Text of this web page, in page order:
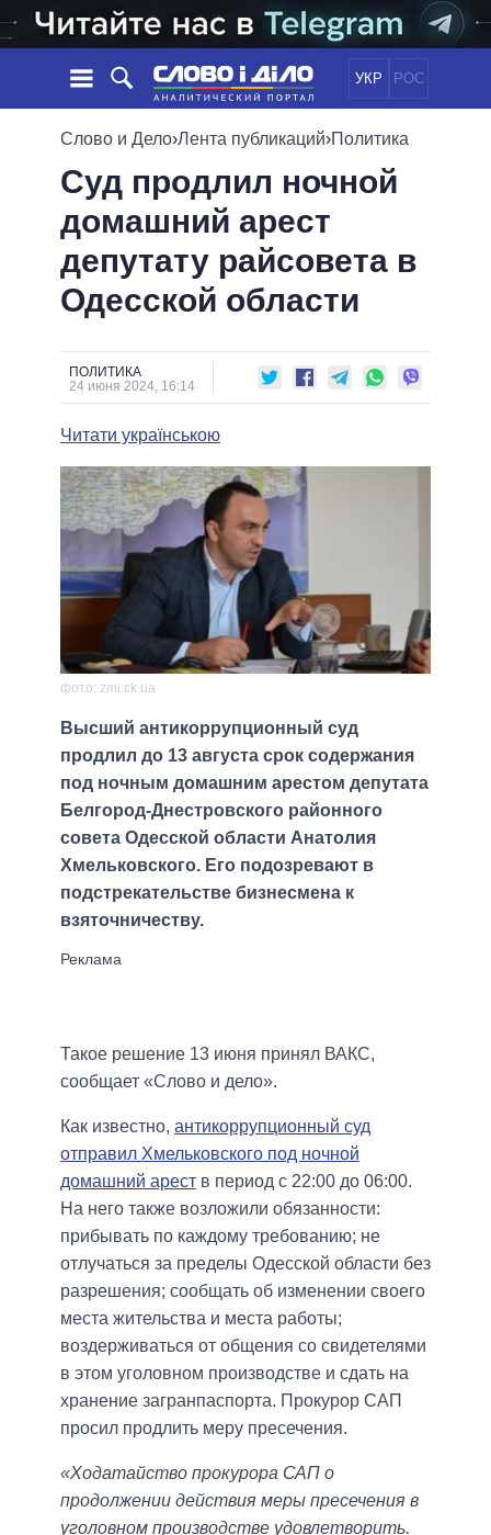
УКР РОС
НОВОСТИ
ЛЕНТА
СОБЫТИЯ
СТАТЬИ
МНЕНИЯ
ОБЗОРЫ
ДАЙДЖЕСТЫ
ПОЛИТИКА
ЭКОНОМИКА
ОБЩЕСТВО
МИР
ОБЕЩАНИЯ
ПОЛИТИКИ
ВСЕ ПОЛИТИКИ
ПРЕЗИДЕНТ И ОФИС
ВЕРХОВНАЯ РАДА
КАБИНЕТ МИНИСТРОВ
МЭРЫ
ВСЕ ПЕРСОНЫ
ИНФОГРАФИКА
ПОДДЕРЖАТЬ
СРАВНЕНИЕ ПОЛИТИКОВ
Слово и Дело›Лента публикаций›Политика
Суд продлил ночной
домашний арест
депутату райсовета в
Одесской области
ПОЛИТИКА
24 июня 2024, 16:14
Читати українською
фото: zmi.ck.ua
Высший антикоррупционный суд
продлил до 13 августа срок содержания
под ночным домашним арестом депутата
Белгород-Днестровского районного
совета Одесской области Анатолия
Хмельковского. Его подозревают в
подстрекательстве бизнесмена к
взяточничеству.
Такое решение 13 июня принял ВАКС,
сообщает «Слово и дело».
Как известно, антикоррупционный суд
отправил Хмельковского под ночной
домашний арест в период с 22:00 до 06:00.
На него также возложили обязанности:
прибывать по каждому требованию; не
отлучаться за пределы Одесской области без
разрешения; сообщать об изменении своего
места жительства и места работы;
воздерживаться от общения со свидетелями
в этом уголовном производстве и сдать на
хранение загранпаспорта. Прокурор САП
просил продлить меру пресечения.
«Ходатайство прокурора САП о
продолжении действия меры пресечения в
уголовном производстве удовлетворить.